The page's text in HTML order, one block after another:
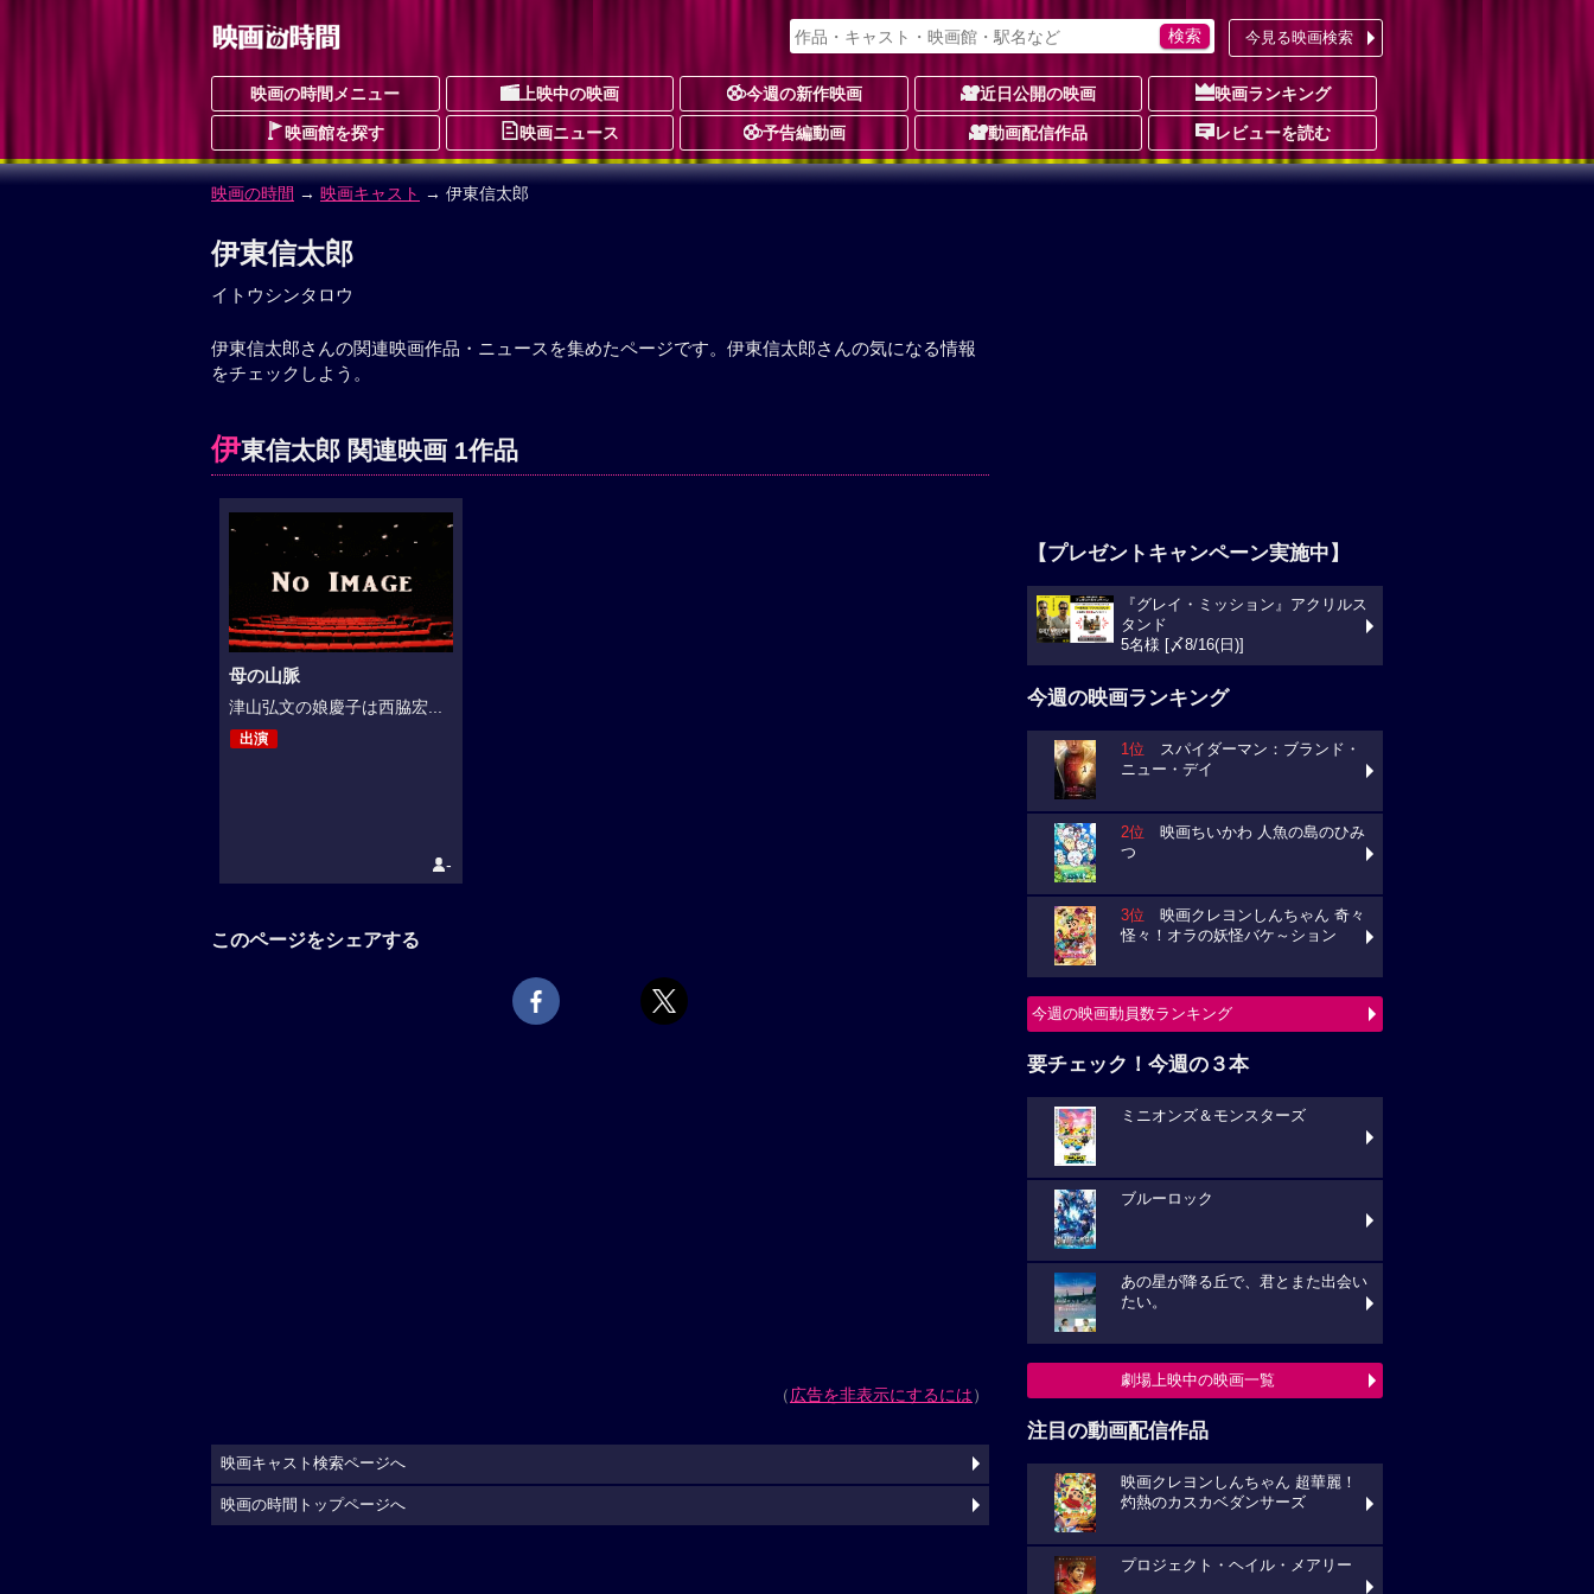
今見る映画検索
映画の時間メニュー 上映中の映画 今週の新作映画 近日公開の映画 映画ランキング
映画館を探す 映画ニュース 予告編動画 動画配信作品 レビューを読む
映画の時間 → 映画キャスト → 伊東信太郎
伊東信太郎
イトウシンタロウ
伊東信太郎さんの関連映画作品・ニュースを集めたページです。伊東信太郎さんの気になる情報
をチェックしよう。
伊東信太郎 関連映画 1作品
母の山脈
津山弘文の娘慶子は西脇宏...
出演
-
このページをシェアする
（広告を非表示にするには）
【プレゼントキャンペーン実施中】
『グレイ・ミッション』アクリルス
タンド
5名様 [〆8/16(日)]
今週の映画ランキング
1位 スパイダーマン：ブランド・
ニュー・デイ
2位 映画ちいかわ 人魚の島のひみ
つ
3位 映画クレヨンしんちゃん 奇々
怪々！オラの妖怪バケ～ション
今週の映画動員数ランキング
要チェック！今週の３本
ミニオンズ＆モンスターズ
ブルーロック
あの星が降る丘で、君とまた出会い
たい。
劇場上映中の映画一覧
注目の動画配信作品
映画クレヨンしんちゃん 超華麗！
灼熱のカスカベダンサーズ
プロジェクト・ヘイル・メアリー
映画キャスト検索ページへ
映画の時間トップページへ